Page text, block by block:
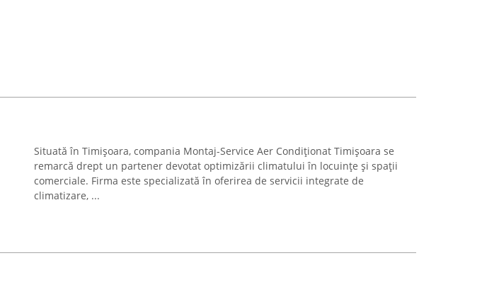
Situată în Timișoara, compania Montaj-Service Aer Condiționat Timișoara se
remarcă drept un partener devotat optimizării climatului în locuințe și spații
comerciale. Firma este specializată în oferirea de servicii integrate de
climatizare, ...